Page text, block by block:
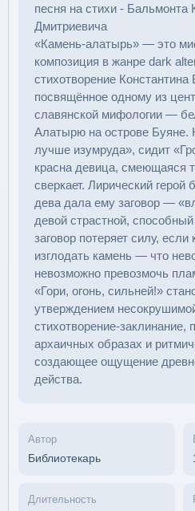
песня на стихи - Бальмонта
Дмитриевича
«Камень-алатырь» — это
композиция в жанре dark
стихотворение Константина
посвящённое одному из
славянской мифологии —
Алатырю на острове Буяне.
лучше изумруда», сидит
красна девица, смеющаяся
сверкает. Лирический
дева дала ему заговор —
девой страстной,
заговор потеряет силу, если
изглодать камень — что
невозможно превозмочь
«Гори, огонь, сильней!»
утверждением
стихотворение-заклинание,
архаичных образах и
создающее ощущение
действа.
Автор
Библиотекарь
Длительность